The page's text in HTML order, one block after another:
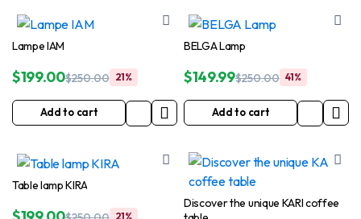
Lampe IAM
$250.00
Original
price
was:
$199.00
Current
price
21%
Add to cart
BELGA Lamp
$250.00
Original
price
was:
$149.99
Current
price
41%
Add to cart
Table lamp KIRA
21%
Discover the unique KARI coffee